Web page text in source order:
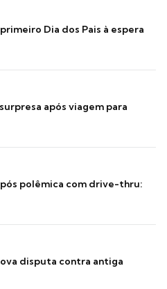
Dia dos Pais à espera
após viagem para
polêmica com drive-thru:
disputa contra antiga